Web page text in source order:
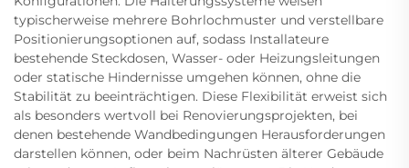
typischerweise mehrere Bohrlochmuster und verstellbare
Positionierungsoptionen auf, sodass Installateure
bestehende Steckdosen, Wasser- oder Heizungsleitungen
oder statische Hindernisse umgehen können, ohne die
Stabilität zu beeinträchtigen. Diese Flexibilität erweist sich
als besonders wertvoll bei Renovierungsprojekten, bei
denen bestehende Wandbedingungen Herausforderungen
darstellen können, oder beim Nachrüsten älterer Gebäude